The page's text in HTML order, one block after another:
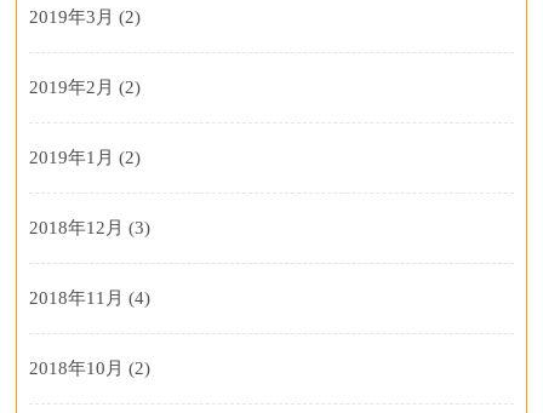
2019年3月 (2)
2019年2月 (2)
2019年1月 (2)
2018年12月 (3)
2018年11月 (4)
2018年10月 (2)